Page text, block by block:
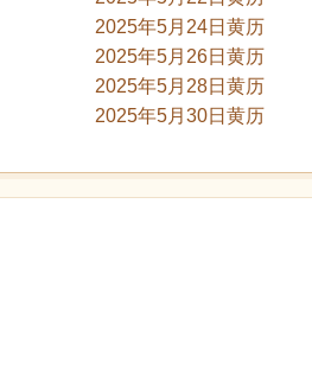
2025年5月24日黄历
2025年5月26日黄历
2025年5月28日黄历
2025年5月30日黄历